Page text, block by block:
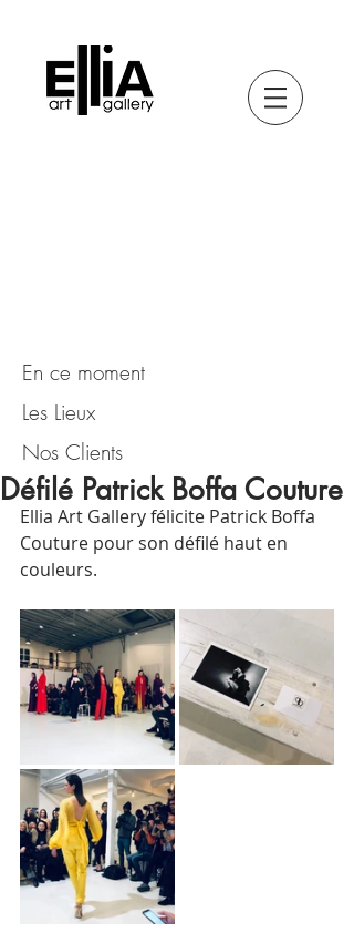
En ce moment
Les Lieux
Nos Clients
Défilé Patrick Boffa Couture
Ellia Art Gallery félicite Patrick Boffa
Couture pour son défilé haut en
couleurs.